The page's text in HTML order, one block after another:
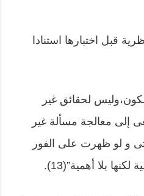
قبل اختبارها استنادا
لحقائق غير
إلى معالجة مسألة غير
و لو ظهرت على الفور
بلا أهمية”(13).